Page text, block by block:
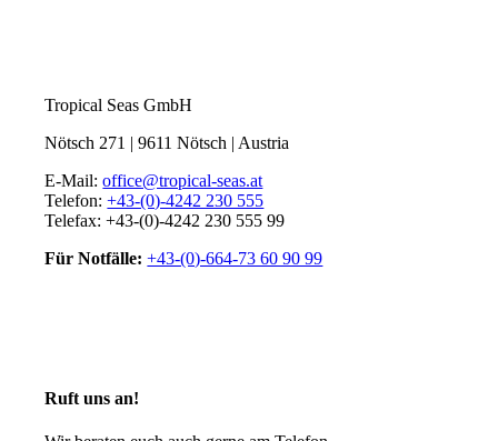
Tropical Seas GmbH
Nötsch 271 | 9611 Nötsch | Austria
E-Mail:office@tropical-seas.at
Telefon:+43-(0)-4242 230 555
Telefax: +43-(0)-4242 230 555 99
Für Notfälle: +43-(0)-664-73 60 90 99
Ruft uns an!